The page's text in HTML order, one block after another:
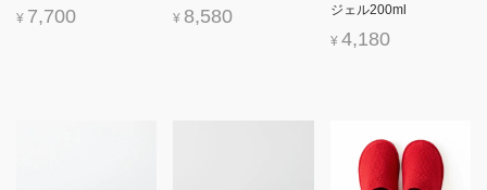
¥ 7,700 ¥ 8,580
ジェル200ml
¥ 4,180